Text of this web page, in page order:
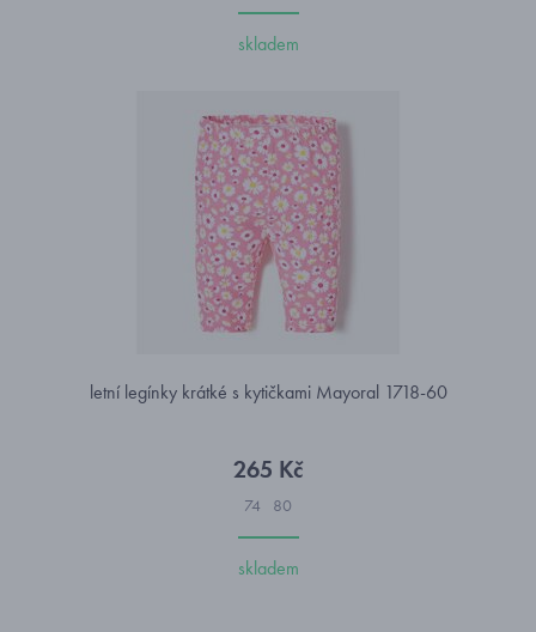
skladem
letní legínky krátké s kytičkami Mayoral 1718-60
265 Kč
74 80
skladem